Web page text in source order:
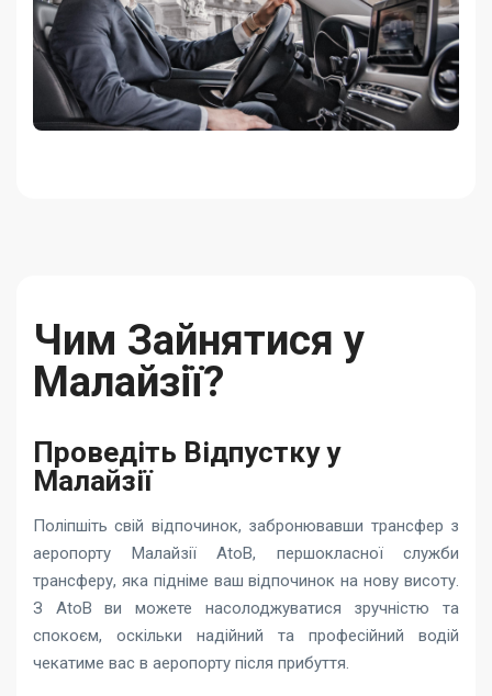
Чим Зайнятися у
Малайзії?
Проведіть Відпустку у
Малайзії
Поліпшіть свій відпочинок, забронювавши трансфер з
аеропорту Малайзії AtoB, першокласної служби
трансферу, яка підніме ваш відпочинок на нову висоту.
З AtoB ви можете насолоджуватися зручністю та
спокоєм, оскільки надійний та професійний водій
чекатиме вас в аеропорту після прибуття.